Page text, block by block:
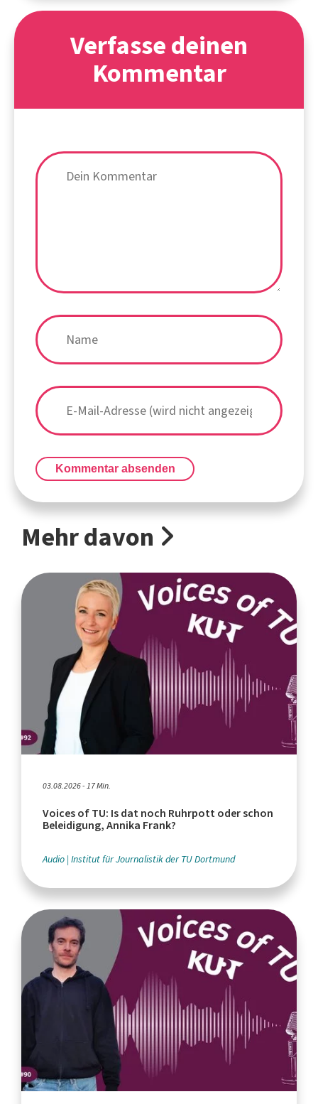
Verfasse deinen
Kommentar
Kommentar absenden
Mehr davon
03.08.2026 - 17 Min.
Voices of TU: Is dat noch Ruhrpott oder schon
Beleidigung, Annika Frank?
Audio Institut für Journalistik der TU Dortmund